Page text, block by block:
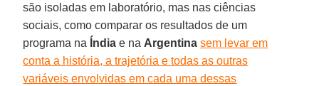
são isoladas em laboratório, mas nas ciências
sociais, como comparar os resultados de um
programa na Índia e na Argentina sem levar em
conta a história, a trajetória e todas as outras
variáveis envolvidas em cada uma dessas